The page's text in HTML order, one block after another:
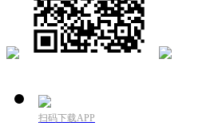
扫码下载APP